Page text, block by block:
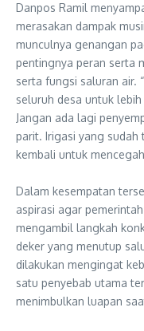
‎Danpos Ramil
merasakan dampak
munculnya genangan
pentingnya peran serta
serta fungsi saluran air.
seluruh desa untuk
Jangan ada lagi
parit. Irigasi yang sudah
kembali untuk
‎Dalam kesempatan
aspirasi agar
mengambil langkah
deker yang menutup
dilakukan mengingat
satu penyebab utama
menimbulkan luapan